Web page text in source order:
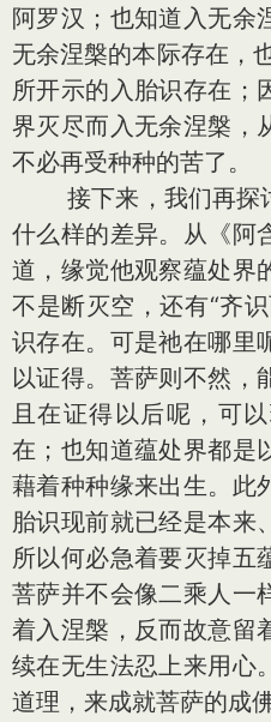
阿罗汉；也知道入无余
无余涅槃的本际存在，
所开示的入胎识存在；
界灭尽而入无余涅槃，
不必再受种种的苦了。
接下来，我们再探
什么样的差异。从《阿
道，缘觉他观察蕴处界
不是断灭空，还有“齐
识存在。可是祂在哪里
以证得。菩萨则不然，
且在证得以后呢，可
在；也知道蕴处界都是
藉着种种缘来出生。此
胎识现前就已经是本来
所以何必急着要灭掉五
菩萨并不会像二乘人一
着入涅槃，反而故意留
续在无生法忍上来用心
道理，来成就菩萨的成佛